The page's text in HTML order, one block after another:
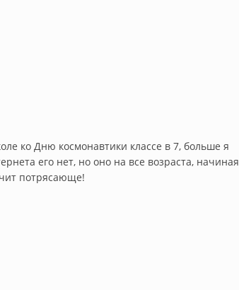
ко Дню космонавтики классе в 7, больше я
его нет, но оно на все возраста, начиная
потрясающе!